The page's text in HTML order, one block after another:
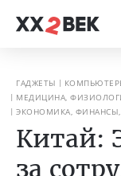
ГАДЖЕТЫ
МЕДИЦИНА,
ЭКОНОМИКА, ФИНАНСЫ,
Китай:
за